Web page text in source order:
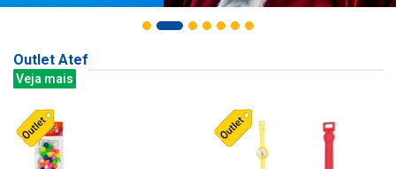
Outlet Atef
Veja mais